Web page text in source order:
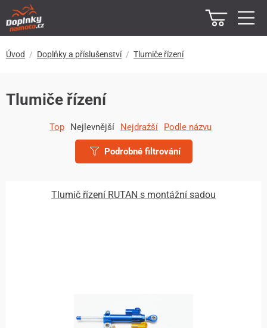
Úvod Doplňky a příslušenství Tlumiče řízení
Tlumiče řízení
Top Nejlevnější Nejdražší Podle názvu
Podrobné filtrování
Tlumič řízení RUTAN s montážní sadou